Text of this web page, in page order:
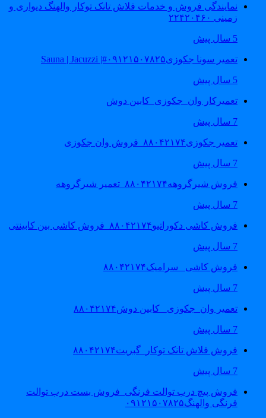
نمایندگی فروش و خدمات فلاش تانک توکار والهنگ دیواری و
زمینی ۲۲۴۲۰۴۶۰
تعمیر سونا جکوزی۰۹۱۲۱۵۰۷۸۲۵#| Sauna | Jacuzzi
تعمیرکار وان_جکوزی_کابین دوش
تعمیر جکوزی۸۸۰۴۲۱۷۴_فروش وان جکوزی
فروش شیرگروهه۸۸۰۴۲۱۷۴_تعمیر شیرگروهه
فروش کاشی دکوراتیو۸۸۰۴۲۱۷۴_فروش کاشی بین کابینتی
فروش کاشی _سرامیک۸۸۰۴۲۱۷۴
تعمیر وان_جکوزی_ کابین دوش۸۸۰۴۲۱۷۴
فروش فلاش تانک توکار_گبریت۸۸۰۴۲۱۷۴
فروش پیچ درب توالت فرنگی_فروش بست درب توالت
فرنگی والهنگ۰۹۱۲۱۵۰۷۸۲۵